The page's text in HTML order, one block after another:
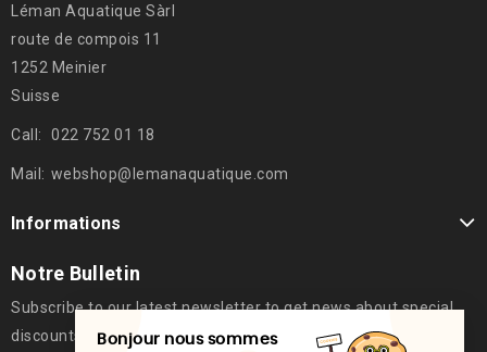
Léman Aquatique Sàrl
route de compois 11
1252 Meinier
Suisse
Call: 022 752 01 18
Mail: webshop@lemanaquatique.com
Informations
Notre Bulletin
Subscribe to our latest newsletter to get news about special
discounts.
Bonjour nous sommes